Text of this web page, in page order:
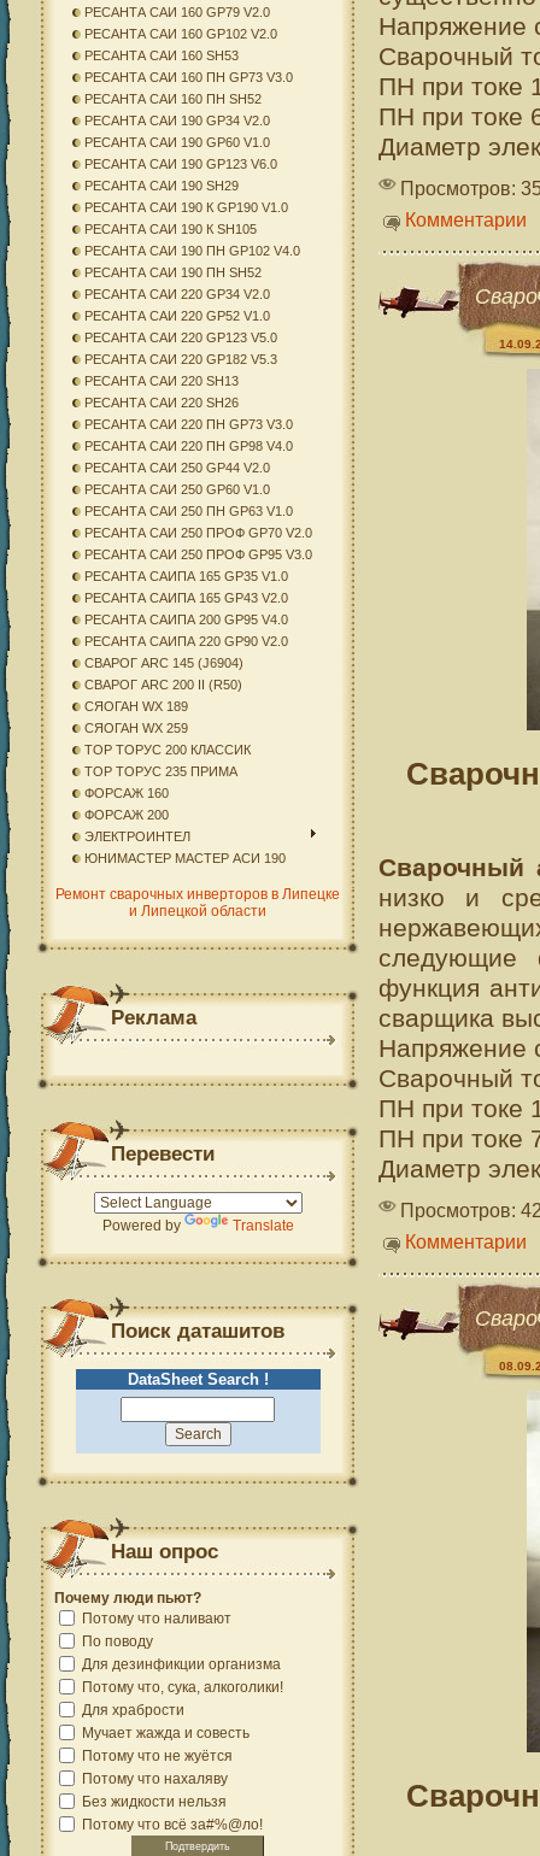
Напряжение
Сварочный
ПН при токе
ПН при токе
Диаметр
Просмотров:
Комментарии
Сварочный
низко и
следующие
функция
сварщика
Напряжение
Сварочный
ПН при токе
ПН при токе
Диаметр
Просмотров:
Комментарии
РЕСАНТА САИ 160 GP79 V2.0
РЕСАНТА САИ 160 GP102 V2.0
РЕСАНТА САИ 160 SH53
РЕСАНТА САИ 160 ПН GP73 V3.0
РЕСАНТА САИ 160 ПН SH52
РЕСАНТА САИ 190 GP34 V2.0
РЕСАНТА САИ 190 GP60 V1.0
РЕСАНТА САИ 190 GP123 V6.0
РЕСАНТА САИ 190 SH29
РЕСАНТА САИ 190 К GP190 V1.0
РЕСАНТА САИ 190 К SH105
РЕСАНТА САИ 190 ПН GP102 V4.0
РЕСАНТА САИ 190 ПН SH52
РЕСАНТА САИ 220 GP34 V2.0
РЕСАНТА САИ 220 GP52 V1.0
РЕСАНТА САИ 220 GP123 V5.0
РЕСАНТА САИ 220 GP182 V5.3
РЕСАНТА САИ 220 SH13
РЕСАНТА САИ 220 SH26
РЕСАНТА САИ 220 ПН GP73 V3.0
РЕСАНТА САИ 220 ПН GP98 V4.0
РЕСАНТА САИ 250 GP44 V2.0
РЕСАНТА САИ 250 GP60 V1.0
РЕСАНТА САИ 250 ПН GP63 V1.0
РЕСАНТА САИ 250 ПРОФ GP70 V2.0
РЕСАНТА САИ 250 ПРОФ GP95 V3.0
РЕСАНТА САИПА 165 GP35 V1.0
РЕСАНТА САИПА 165 GP43 V2.0
РЕСАНТА САИПА 200 GP95 V4.0
РЕСАНТА САИПА 220 GP90 V2.0
СВАРОГ ARC 145 (J6904)
СВАРОГ ARC 200 II (R50)
СЯОГАН WX 189
СЯОГАН WX 259
ТОР ТОРУС 200 КЛАССИК
ТОР ТОРУС 235 ПРИМА
ФОРСАЖ 160
ФОРСАЖ 200
ЭЛЕКТРОИНТЕЛ
ЮНИМАСТЕР МАСТЕР АСИ 190
Ремонт сварочных инверторов в Липецке
и Липецкой области
Реклама
Перевести
Powered by Translate
Поиск даташитов
DataSheet Search !
Наш опрос
Почему люди пьют?
Потому что наливают
По поводу
Для дезинфикции организма
Потому что, сука, алкоголики!
Для храбрости
Мучает жажда и совесть
Потому что не жуётся
Потому что нахаляву
Без жидкости нельзя
Потому что всё за#%@ло!